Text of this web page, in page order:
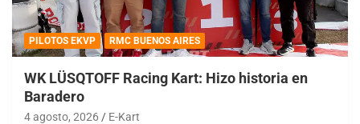
PILOTOS EKVP RMC BUENOS AIRES
WK LÜSQTOFF Racing Kart: Hizo historia en
Baradero
4 agosto, 2026 E-Kart